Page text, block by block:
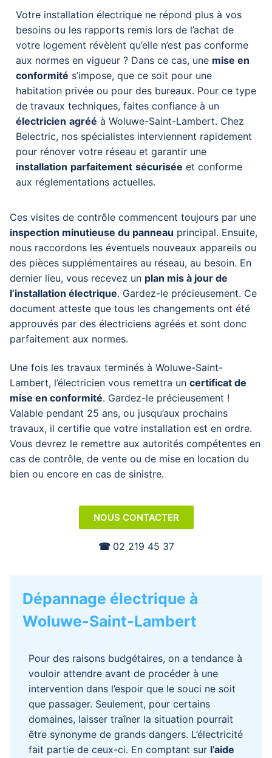
Votre installation électrique ne répond plus à vos
besoins ou les rapports remis lors de l’achat de
votre logement révèlent qu’elle n’est pas conforme
aux normes en vigueur ? Dans ce cas, une mise en
conformité s’impose, que ce soit pour une
habitation privée ou pour des bureaux. Pour ce type
de travaux techniques, faites confiance à un
électricien agréé à Woluwe-Saint-Lambert. Chez
Belectric, nos spécialistes interviennent rapidement
pour rénover votre réseau et garantir une
installation parfaitement sécurisée et conforme
aux réglementations actuelles.
Ces visites de contrôle commencent toujours par une
inspection minutieuse du panneau principal. Ensuite,
nous raccordons les éventuels nouveaux appareils ou
des pièces supplémentaires au réseau, au besoin. En
dernier lieu, vous recevez un plan mis à jour de
l’installation électrique. Gardez-le précieusement. Ce
document atteste que tous les changements ont été
approuvés par des électriciens agréés et sont donc
parfaitement aux normes.
Une fois les travaux terminés à Woluwe-Saint-
Lambert, l’électricien vous remettra un certificat de
mise en conformité. Gardez-le précieusement !
Valable pendant 25 ans, ou jusqu’aux prochains
travaux, il certifie que votre installation est en ordre.
Vous devrez le remettre aux autorités compétentes en
cas de contrôle, de vente ou de mise en location du
bien ou encore en cas de sinistre.
NOUS CONTACTER
☎︎ 02 219 45 37
Dépannage électrique à
Woluwe-Saint-Lambert
Pour des raisons budgétaires, on a tendance à
vouloir attendre avant de procéder à une
intervention dans l’espoir que le souci ne soit
que passager. Seulement, pour certains
domaines, laisser traîner la situation pourrait
être synonyme de grands dangers. L’électricité
fait partie de ceux-ci. En comptant sur l’aide